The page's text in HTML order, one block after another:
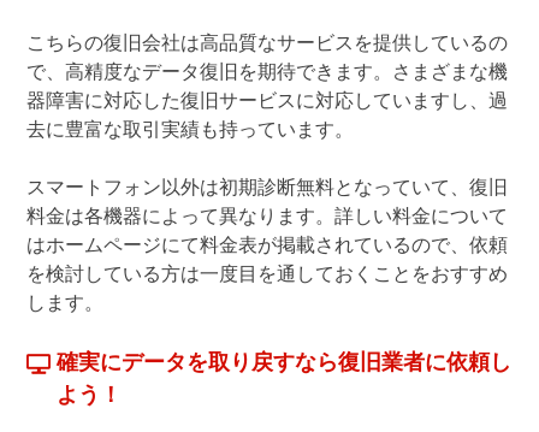
こちらの復旧会社は高品質なサービスを提供しているの
で、高精度なデータ復旧を期待できます。さまざまな機
器障害に対応した復旧サービスに対応していますし、過
去に豊富な取引実績も持っています。
スマートフォン以外は初期診断無料となっていて、復旧
料金は各機器によって異なります。詳しい料金について
はホームページにて料金表が掲載されているので、依頼
を検討している方は一度目を通しておくことをおすすめ
します。
確実にデータを取り戻すなら復旧業者に依頼し
よう！